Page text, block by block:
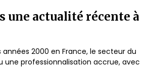
une actualité récente à
années 2000 en France, le secteur du
une professionnalisation accrue, avec